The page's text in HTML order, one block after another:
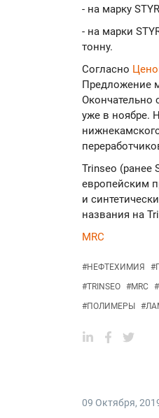
- на марку
- на марки
тонну.
Согласно
Предложение
Окончательно
уже в ноябре.
Trinseo (ранее
европейским
и
названия на
MRC
#НЕФТЕХИМИЯ #
#TRINSEO #MRC #
#ПОЛИМЕРЫ #
09 Октября,